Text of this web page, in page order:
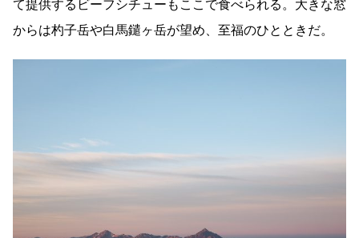
て提供するビーフシチューもここで食べられる。大きな窓
からは杓子岳や白馬鑓ヶ岳が望め、至福のひとときだ。